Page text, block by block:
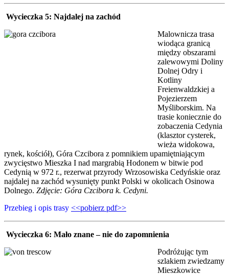
Wycieczka 5: Najdalej na zachód
Malownicza trasa
wiodąca granicą
między obszarami
zalewowymi Doliny
Dolnej Odry i
Kotliny
Freienwaldzkiej a
Pojezierzem
Myśliborskim. Na
trasie koniecznie do
zobaczenia Cedynia
(klasztor cysterek,
wieża widokowa,
rynek, kościół), Góra Czcibora z pomnikiem upamiętniającym
zwycięstwo Mieszka I nad margrabią Hodonem w bitwie pod
Cedynią w 972 r., rezerwat przyrody Wrzosowiska Cedyńskie oraz
najdalej na zachód wysunięty punkt Polski w okolicach Osinowa
Dolnego. Zdjęcie: Góra Czcibora k. Cedyni.
Przebieg i opis trasy <<pobierz pdf>>
Wycieczka 6: Mało znane – nie do zapomnienia
Podróżując tym
szlakiem zwiedzamy
Mieszkowice